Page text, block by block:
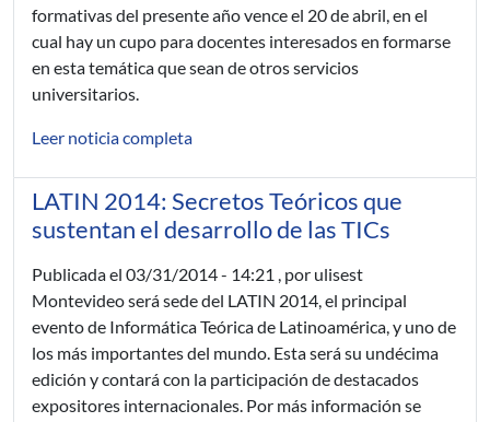
formativas del presente año vence el 20 de abril, en el
cual hay un cupo para docentes interesados en formarse
en esta temática que sean de otros servicios
universitarios.
Leer noticia completa
LATIN 2014: Secretos Teóricos que
sustentan el desarrollo de las TICs
Publicada el 03/31/2014 - 14:21 , por ulisest
Montevideo será sede del LATIN 2014, el principal
evento de Informática Teórica de Latinoamérica, y uno de
los más importantes del mundo. Esta será su undécima
edición y contará con la participación de destacados
expositores internacionales. Por más información se